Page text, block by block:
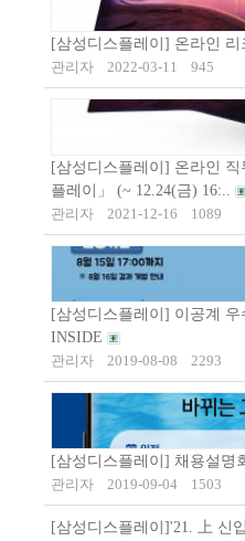
[삼성디스플레이] 온라인 리
관리자
2022-03-11 945
[삼성디스플레이] 온라인
플레이」 (~ 12.24(금) 16:..
관리자
2021-12-16 1089
[삼성디스플레이] 이공계 우
INSIDE
관리자
2019-08-08 2293
[삼성디스플레이] 채용설명
관리자
2019-09-04 1503
[삼성디스플레이]'21. 上 신